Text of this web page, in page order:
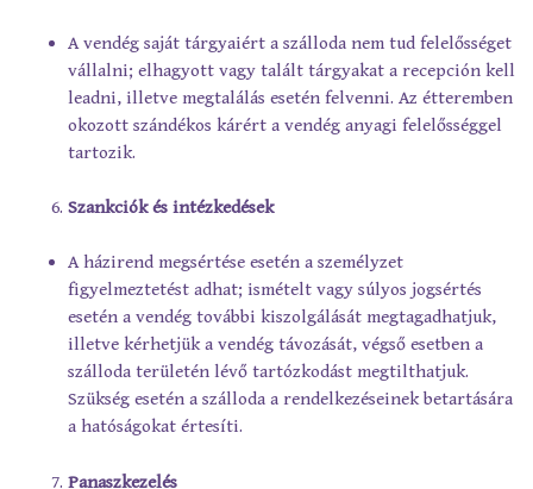
A vendég saját tárgyaiért a szálloda nem tud felelősséget
vállalni; elhagyott vagy talált tárgyakat a recepción kell
leadni, illetve megtalálás esetén felvenni. Az étteremben
okozott szándékos kárért a vendég anyagi felelősséggel
tartozik.
Szankciók és intézkedések
A házirend megsértése esetén a személyzet
figyelmeztetést adhat; ismételt vagy súlyos jogsértés
esetén a vendég további kiszolgálását megtagadhatjuk,
illetve kérhetjük a vendég távozását, végső esetben a
szálloda területén lévő tartózkodást megtilthatjuk.
Szükség esetén a szálloda a rendelkezéseinek betartására
a hatóságokat értesíti.
Panaszkezelés